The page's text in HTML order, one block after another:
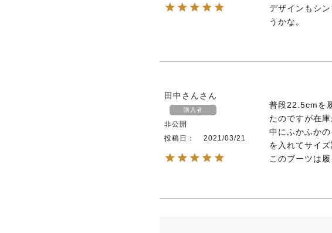
デザインもシ
うかな。
田中さん
購入者
非公開
投稿日
2021/03/21
普段22.5cmを
たのですが在
中にふかふか
を入れてサイズ
このブーツは